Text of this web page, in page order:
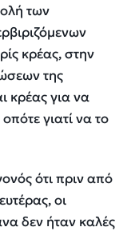
των
κρέας, στην
της
κρέας για να
γιατί να το
ότι πριν από
οι
δεν ήταν καλές